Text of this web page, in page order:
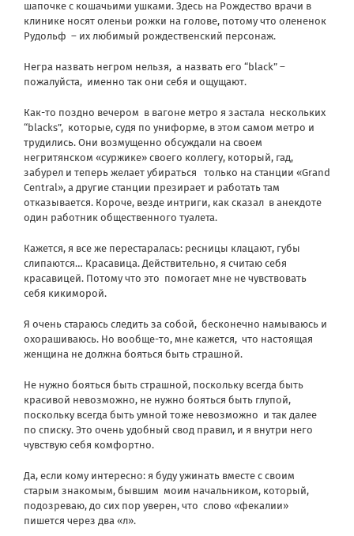
шапочке с кошачьими ушками. Здесь на Рождество врачи в
клинике носят оленьи рожки на голове, потому что олененок
Рудольф – их любимый рождественский персонаж.
Негра назвать негром нельзя, а назвать его “black” –
пожалуйста, именно так они себя и ощущают.
Как-то поздно вечером в вагоне метро я застала нескольких
“blacks”, которые, судя по униформе, в этом самом метро и
трудились. Они возмущенно обсуждали на своем
негритянском «суржике» своего коллегу, который, гад,
забурел и теперь желает убираться
только на станции «Grand
Central», а другие станции презирает и работать там
отказывается. Короче, везде интриги, как сказал в анекдоте
один работник общественного туалета.
Кажется, я все же перестаралась: ресницы клацают, губы
слипаются… Красавица. Действительно, я считаю себя
красавицей. Потому что это помогает мне не чувствовать
себя кикиморой.
Я очень стараюсь следить за собой, бесконечно намываюсь и
охорашиваюсь. Но вообще-то, мне кажется, что настоящая
женщина не должна бояться быть страшной.
Не нужно бояться быть страшной, поскольку всегда быть
красивой невозможно, не нужно бояться быть глупой,
поскольку всегда быть умной тоже невозможно и так далее
по списку. Это очень удобный свод правил, и я внутри него
чувствую себя комфортно.
Да, если кому интересно: я буду ужинать вместе с своим
старым знакомым, бывшим моим начальником, который,
подозреваю, до сих пор уверен, что слово «фекалии»
пишется через два «л».